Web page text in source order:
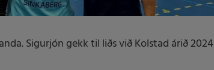
Sigurjón gekk til liðs við Kolstad árið 2024